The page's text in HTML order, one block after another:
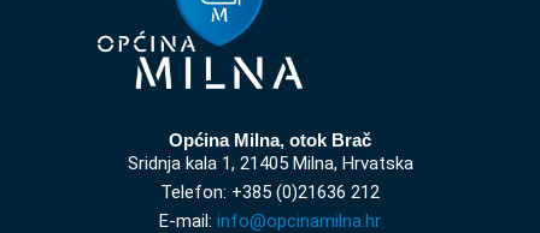
Općina Milna, otok Brač
Sridnja kala 1, 21405 Milna, Hrvatska
Telefon: +385 (0)21636 212
E-mail: info@opcinamilna.hr